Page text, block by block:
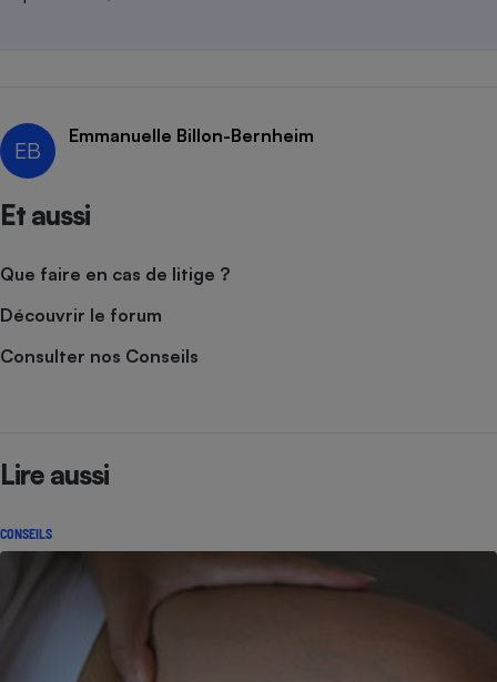
EB
Emmanuelle Billon-Bernheim
Et aussi
Que faire en cas de litige ?
Découvrir le forum
Consulter nos Conseils
Lire aussi
CONSEILS